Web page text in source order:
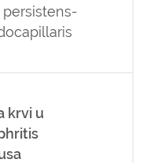
krvi u